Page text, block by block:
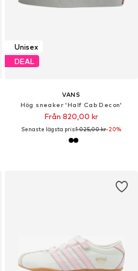
Unisex
DEAL
VANS
Hög sneaker 'Half Cab Decon'
Från 820,00 kr
Senaste lägsta pris:1 025,00 kr-20%